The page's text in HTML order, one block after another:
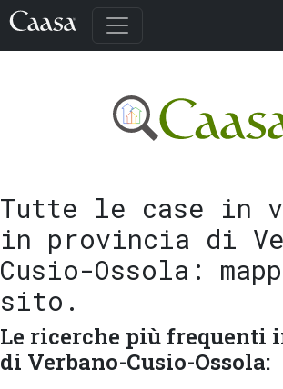
Tutte le case in
in provincia di
Cusio-Ossola :
sito.
Le ricerche più frequenti
di Verbano-Cusio-Ossola: